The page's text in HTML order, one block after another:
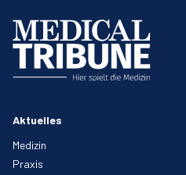
Aktuelles
Medizin
Praxis